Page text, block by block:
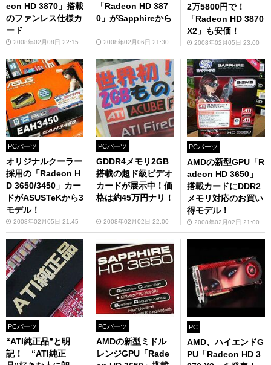
eon HD 3870」搭載
のファンレス仕様カ
ード
2008年02月08日 22:15
「Radeon HD 387
0」がSapphireから
2008年02月06日 21:30
2万5800円で！
「Radeon HD 3870
X2」も安価！
2008年02月05日 23:00
PCパーツ
オリジナルクーラー
採用の「Radeon H
D 3650/3450」カー
ドがASUSTeKから3
モデル！
2008年02月05日 21:45
PCパーツ
GDDR4メモリ2GB
搭載の超ド級ビデオ
カードが展示中！価
格は約45万円ナリ！
2008年02月02日 22:00
PCパーツ
AMDの新型GPU「R
adeon HD 3650」
搭載カードにDDR2
メモリ対応のお買い
得モデル！
2008年02月02日 21:00
PCパーツ
“ATI純正品”と明
記！ “ATI純正
PCパーツ
AMDの新型ミドル
レンジGPU「Rade
PC
AMD、ハイエンドG
PU「Radeon HD 3